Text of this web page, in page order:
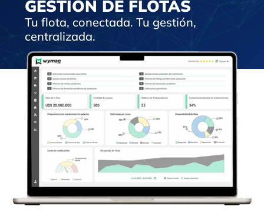
GESTIÓN DE FLOTAS
Tu flota, conectada. Tu gestión,
centralizada.